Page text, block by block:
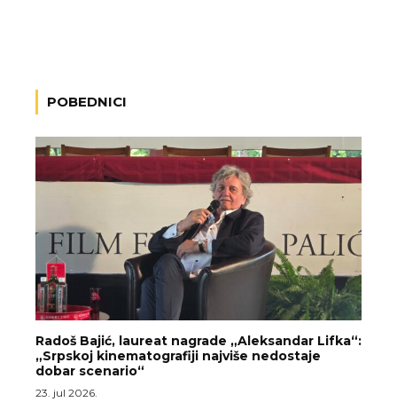
POBEDNICI
Radoš Bajić, laureat nagrade „Aleksandar Lifka“:
„Srpskoj kinematografiji najviše nedostaje
dobar scenario“
23. jul 2026.